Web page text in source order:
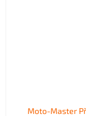
Moto-Master